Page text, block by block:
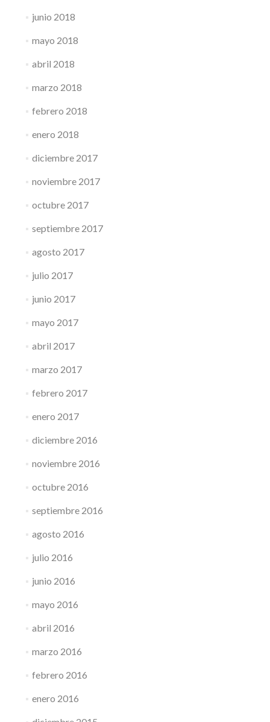
junio 2018
mayo 2018
abril 2018
marzo 2018
febrero 2018
enero 2018
diciembre 2017
noviembre 2017
octubre 2017
septiembre 2017
agosto 2017
julio 2017
junio 2017
mayo 2017
abril 2017
marzo 2017
febrero 2017
enero 2017
diciembre 2016
noviembre 2016
octubre 2016
septiembre 2016
agosto 2016
julio 2016
junio 2016
mayo 2016
abril 2016
marzo 2016
febrero 2016
enero 2016